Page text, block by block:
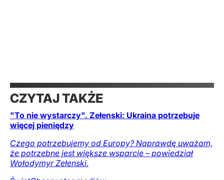
CZYTAJ TAKŻE
"To nie wystarczy". Zełenski: Ukraina potrzebuje
więcej pieniędzy
Czego potrzebujemy od Europy? Naprawdę uważam,
że potrzebne jest większe wsparcie – powiedział
Wołodymyr Zełenski.